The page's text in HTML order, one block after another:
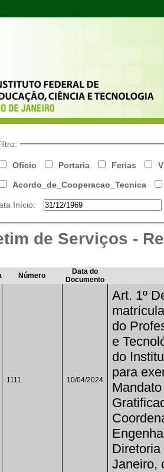
Oficio Portaria Ferias
Acordo_de_Cooperacao_Tecnica
Início:
de Serviços -
Número
Data do
Documento
1111 10/04/2024
Art. 1º
do
e
do
para
Janeiro,